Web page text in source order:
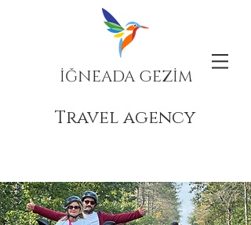
İĞNEADA GEZİM
Travel agency